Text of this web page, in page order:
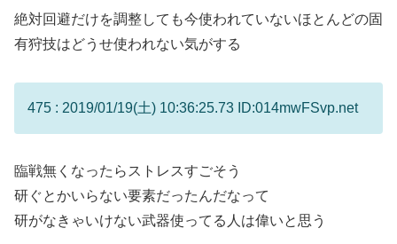
絶対回避だけを調整しても今使われていないほとんどの固
有狩技はどうせ使われない気がする
475 : 2019/01/19(土) 10:36:25.73 ID:014mwFSvp.net
臨戦無くなったらストレスすごそう
研ぐとかいらない要素だったんだなって
研がなきゃいけない武器使ってる人は偉いと思う